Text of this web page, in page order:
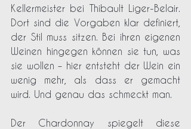
Kellermeister bei Thibault Liger-Belair.
Dort sind die Vorgaben klar definiert,
der Stil muss sitzen. Bei ihren eigenen
Weinen hingegen können sie tun, was
sie wollen – hier entsteht der Wein ein
wenig mehr, als dass er gemacht
wird. Und genau das schmeckt man.
Der Chardonnay spiegelt diese